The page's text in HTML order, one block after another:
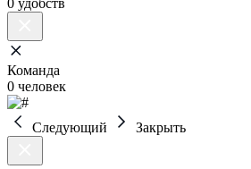
Команда
0 человек
Следующий Закрыть